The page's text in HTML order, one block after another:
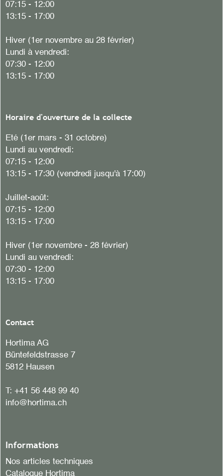
07:15 - 12:00
13:15 - 17:00
Hiver (1er novembre au 28 février)
Lundi à vendredi:
07:30 - 12:00
13:15 - 17:00
Horaire d'ouverture de la collecte
Eté (1er mars - 31 octobre)
Lundi au vendredi:
07:15 - 12:00
13:15 - 17:30 (vendredi jusqu'à 17:00)
Juillet-août:
07:15 - 12:00
13:15 - 17:00
Hiver (1er novembre - 28 février)
Lundi au vendredi:
07:30 - 12:00
13:15 - 17:00
Contact
Hortima AG
Büntefeldstrasse 7
5812 Hausen
T: +41 56 448 99 40
info@hortima.ch
Informations
Nos articles techniques
Catalogue Hortima